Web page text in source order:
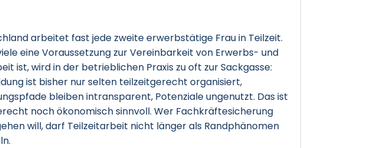
arbeitet fast jede zweite erwerbstätige Frau in Teilzeit.
eine Voraussetzung zur Vereinbarkeit von Erwerbs- und
ist, wird in der betrieblichen Praxis zu oft zur Sackgasse:
ist bisher nur selten teilzeitgerecht organisiert,
bleiben intransparent, Potenziale ungenutzt. Das ist
noch ökonomisch sinnvoll. Wer Fachkräftesicherung
will, darf Teilzeitarbeit nicht länger als Randphänomen